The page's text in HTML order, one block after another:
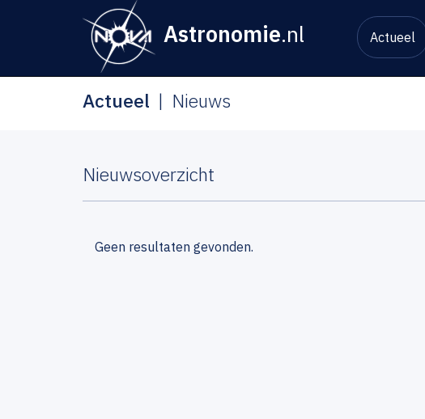
Astronomie.nl Actueel
Actueel Nieuws
Nieuwsoverzicht
Geen resultaten gevonden.